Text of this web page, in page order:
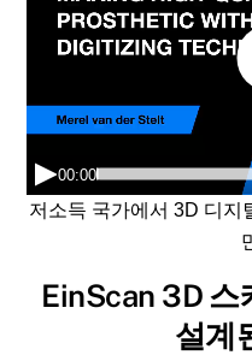
저소득 국가에서 3D 디지
EinScan 3D 스
설계